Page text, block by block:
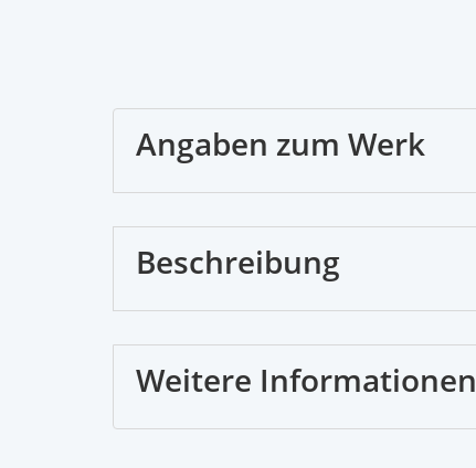
Angaben zum Werk
Beschreibung
Weitere Informationen